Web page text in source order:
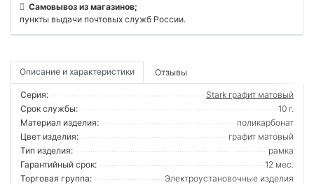
Самовывоз из магазинов;
пункты выдачи почтовых служб России.
Описание и характеристики Отзывы
Серия:
Stark графит матовый
Срок службы:
10 г.
Материал изделия:
поликарбонат
Цвет изделия:
графит матовый
Тип изделия:
рамка
Гарантийный срок:
12 мес.
Торговая группа:
Электроустановочные изделия